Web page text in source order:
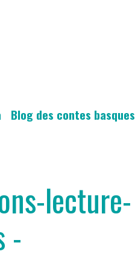
Blog des contes basques
lecture-
-